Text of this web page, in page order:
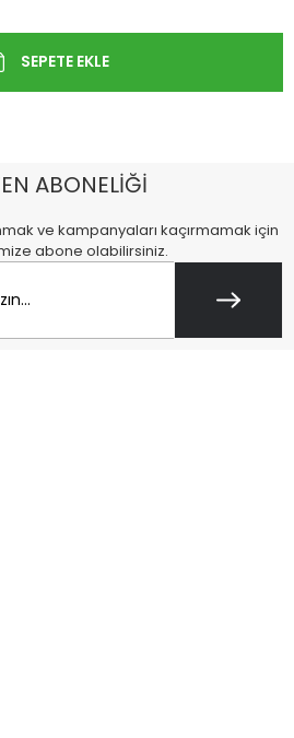
ABONELİĞİ
ve kampanyaları kaçırmamak için
abone olabilirsiniz.